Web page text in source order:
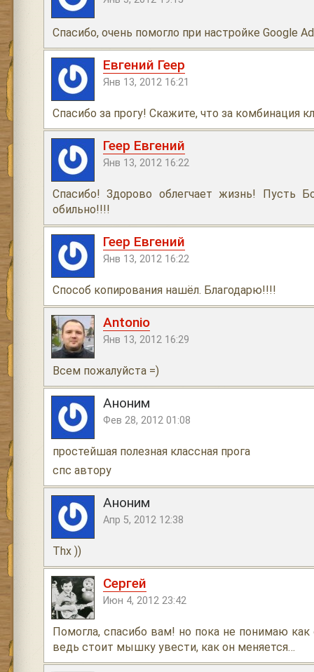
Спасибо, очень помогло при настройке Google
Евгений Геер
Янв 13, 2012 16:21
Спасибо за прогу! Скажите, что за комбинация
Геер Евгений
Янв 13, 2012 16:22
Спасибо! Здорово облегчает жизнь! Пусть
обильно!!!!
Геер Евгений
Янв 13, 2012 16:22
Способ копирования нашёл. Благодарю!!!!
Antonio
Янв 13, 2012 16:29
Всем пожалуйста =)
Аноним
Фев 28, 2012 01:08
простейшая полезная классная прога
спс автору
Аноним
Апр 5, 2012 12:38
Thx ))
Сергей
Июн 4, 2012 23:42
Помогла, спасибо вам! но пока не понимаю как
ведь стоит мышку увести, как он меняется…